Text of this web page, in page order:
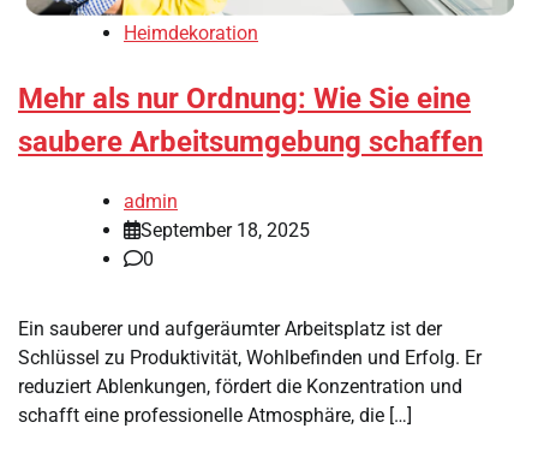
Heimdekoration
Mehr als nur Ordnung: Wie Sie eine
saubere Arbeitsumgebung schaffen
admin
September 18, 2025
0
Ein sauberer und aufgeräumter Arbeitsplatz ist der
Schlüssel zu Produktivität, Wohlbefinden und Erfolg. Er
reduziert Ablenkungen, fördert die Konzentration und
schafft eine professionelle Atmosphäre, die […]